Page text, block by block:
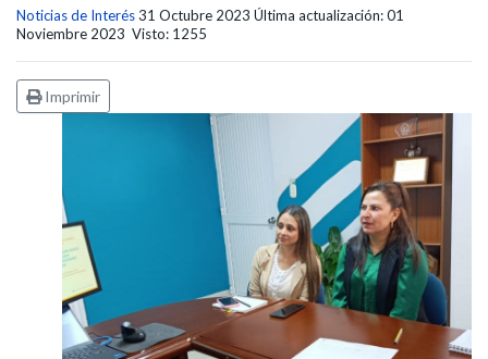
Noticias de Interés31 Octubre 2023 Última actualización: 01
Noviembre 2023 Visto: 1255
Imprimir